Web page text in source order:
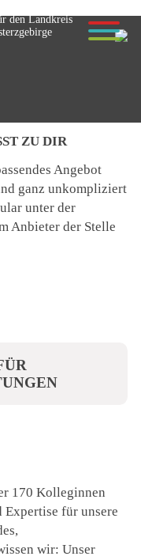
den Landkreis
ZU DIR
Angebot
ganz unkompliziert
unter der
Anbieter der Stelle
170 Kolleginnen
für unsere
wir: Unser